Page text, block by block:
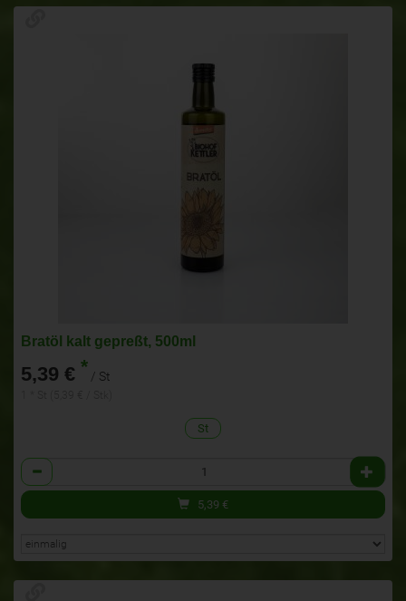
Bratöl kalt gepreßt, 500ml
5,39 € * / St
St
Anzahl
5,39 €